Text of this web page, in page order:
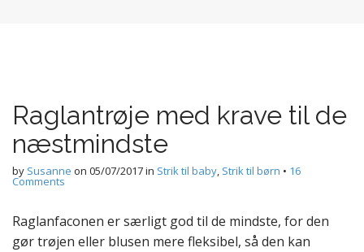
Raglantrøje med krave til de
næstmindste
by Susanne on 05/07/2017in Strik til baby, Strik til børn • 16
Comments
Raglanfaconen er særligt god til de mindste, for den
gør trøjen eller blusen mere fleksibel, så den kan